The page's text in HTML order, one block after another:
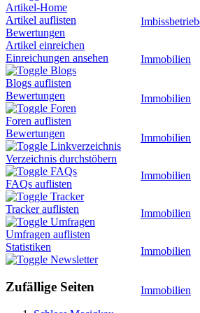
Artikel-Home
Artikel auflisten
Bewertungen
Artikel einreichen
Einreichungen ansehen
Blogs
Blogs auflisten
Bewertungen
Foren
Foren auflisten
Bewertungen
Linkverzeichnis
Verzeichnis durchstöbern
FAQs
FAQs auflisten
Tracker
Tracker auflisten
Umfragen
Umfragen auflisten
Statistiken
Newsletter
Zufällige Seiten
Immobilien
Immobilien
Immobilien
Immobilien
Immobilien
Immobilien
Immobilien